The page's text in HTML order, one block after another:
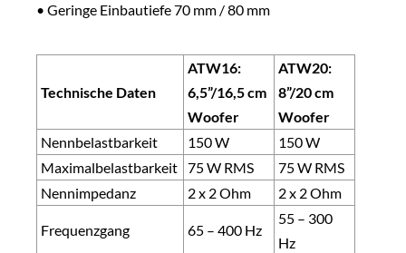
• Geringe Einbautiefe 70 mm / 80 mm
Technische Daten
ATW16:
6,5”/16,5 cm
Woofer
ATW20:
8”/20 cm
Woofer
Nennbelastbarkeit
150 W
150 W
Maximalbelastbarkeit
75 W RMS
75 W RMS
Nennimpedanz
2 x 2 Ohm 2 x 2 Ohm
Frequenzgang 65 – 400 Hz
55 – 300
Hz